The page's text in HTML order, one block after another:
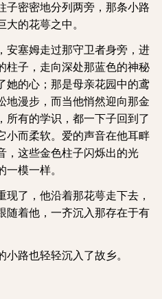
子密密地分列两旁，那条小路
的花萼之中。
安塞姆走过那守卫者身旁，进
柱子，走向深处那蓝色的神秘
她的心；那是母亲花园中的鸢
地漫步，而当他悄然迎向那金
所有的学识，都一下子回到了
小而柔软。爱的声音在他耳畔
，这些金色柱子闪烁出的光
模一样。
了，他沿着那花萼走下去，
随着他，一齐沉入那存在于有
路也轻轻沉入了故乡。